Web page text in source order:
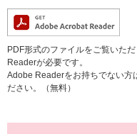
PDF形式のファイルをご覧いた
Readerが必要です。
Adobe Readerをお持ちでない方
ださい。（無料）